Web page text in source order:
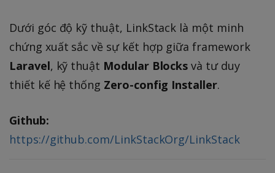
Dưới góc độ kỹ thuật, LinkStack là một minh
chứng xuất sắc về sự kết hợp giữa framework
Laravel, kỹ thuật Modular Blocks và tư duy
thiết kế hệ thống Zero-config Installer.
Github:
https://github.com/LinkStackOrg/LinkStack